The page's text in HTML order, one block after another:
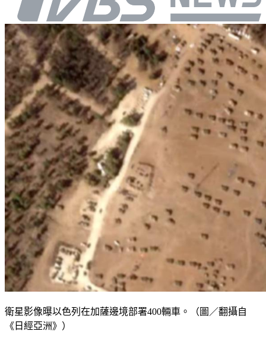
衛星影像曝以色列在加薩邊境部署400輛車。（圖／翻攝自